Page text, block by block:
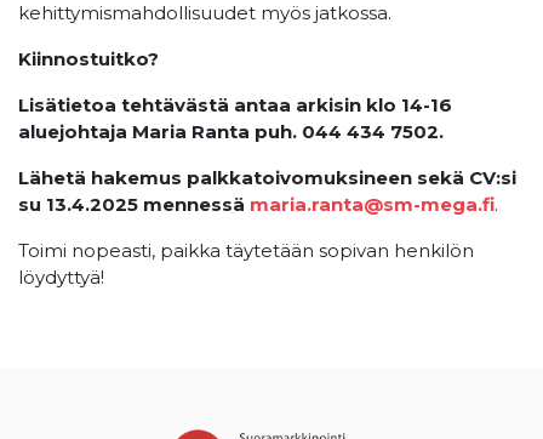
kehittymismahdollisuudet myös jatkossa.
Kiinnostuitko?
Lisätietoa tehtävästä antaa arkisin klo 14-16
aluejohtaja Maria Ranta puh. 044 434 7502.
Lähetä hakemus palkkatoivomuksineen sekä CV:si
su 13.4.2025 mennessä maria.ranta@sm-mega.fi.
Toimi nopeasti, paikka täytetään sopivan henkilön
löydyttyä!